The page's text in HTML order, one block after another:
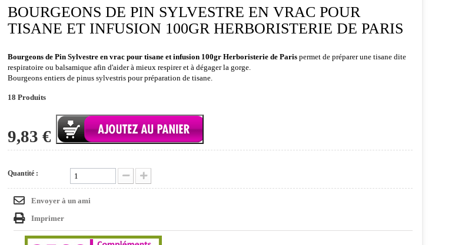
BOURGEONS DE PIN SYLVESTRE EN VRAC POUR
TISANE ET INFUSION 100GR HERBORISTERIE DE PARIS
Bourgeons de Pin Sylvestre en vrac pour tisane et infusion 100gr Herboristerie de Paris permet de préparer une tisane dite
respiratoire ou balsamique afin d'aider à mieux respirer et à dégager la gorge.
Bourgeons entiers de pinus sylvestris pour préparation de tisane.
18 Produits
9,83 €
Quantité :
Envoyer à un ami
Imprimer